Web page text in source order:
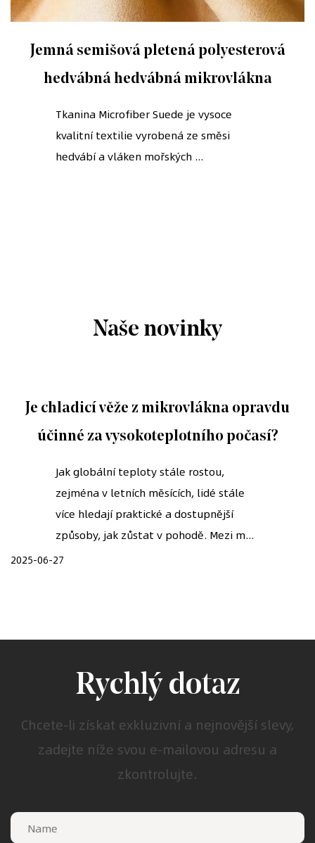
Jemná semišová pletená polyesterová
hedvábná hedvábná mikrovlákna
Tkanina Microfiber Suede je vysoce
kvalitní textilie vyrobená ze směsi
hedvábí a vláken mořských ...
Naše novinky
Je chladicí věže z mikrovlákna opravdu
účinné za vysokoteplotního počasí?
Jak globální teploty stále rostou,
zejména v letních měsících, lidé stále
více hledají praktické a dostupnější
způsoby, jak zůstat v pohodě. Mezi m...
2025-06-27
Rychlý dotaz
Chcete-li získat exkluzivní a nejnovější slevy,
zadejte níže svou e-mailovou adresu a
zkontrolujte.